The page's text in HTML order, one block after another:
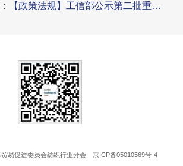
【政策法规】工信部公示第二批重…
贸易促进委员会纺织行业分会 京ICP备05010569号-4